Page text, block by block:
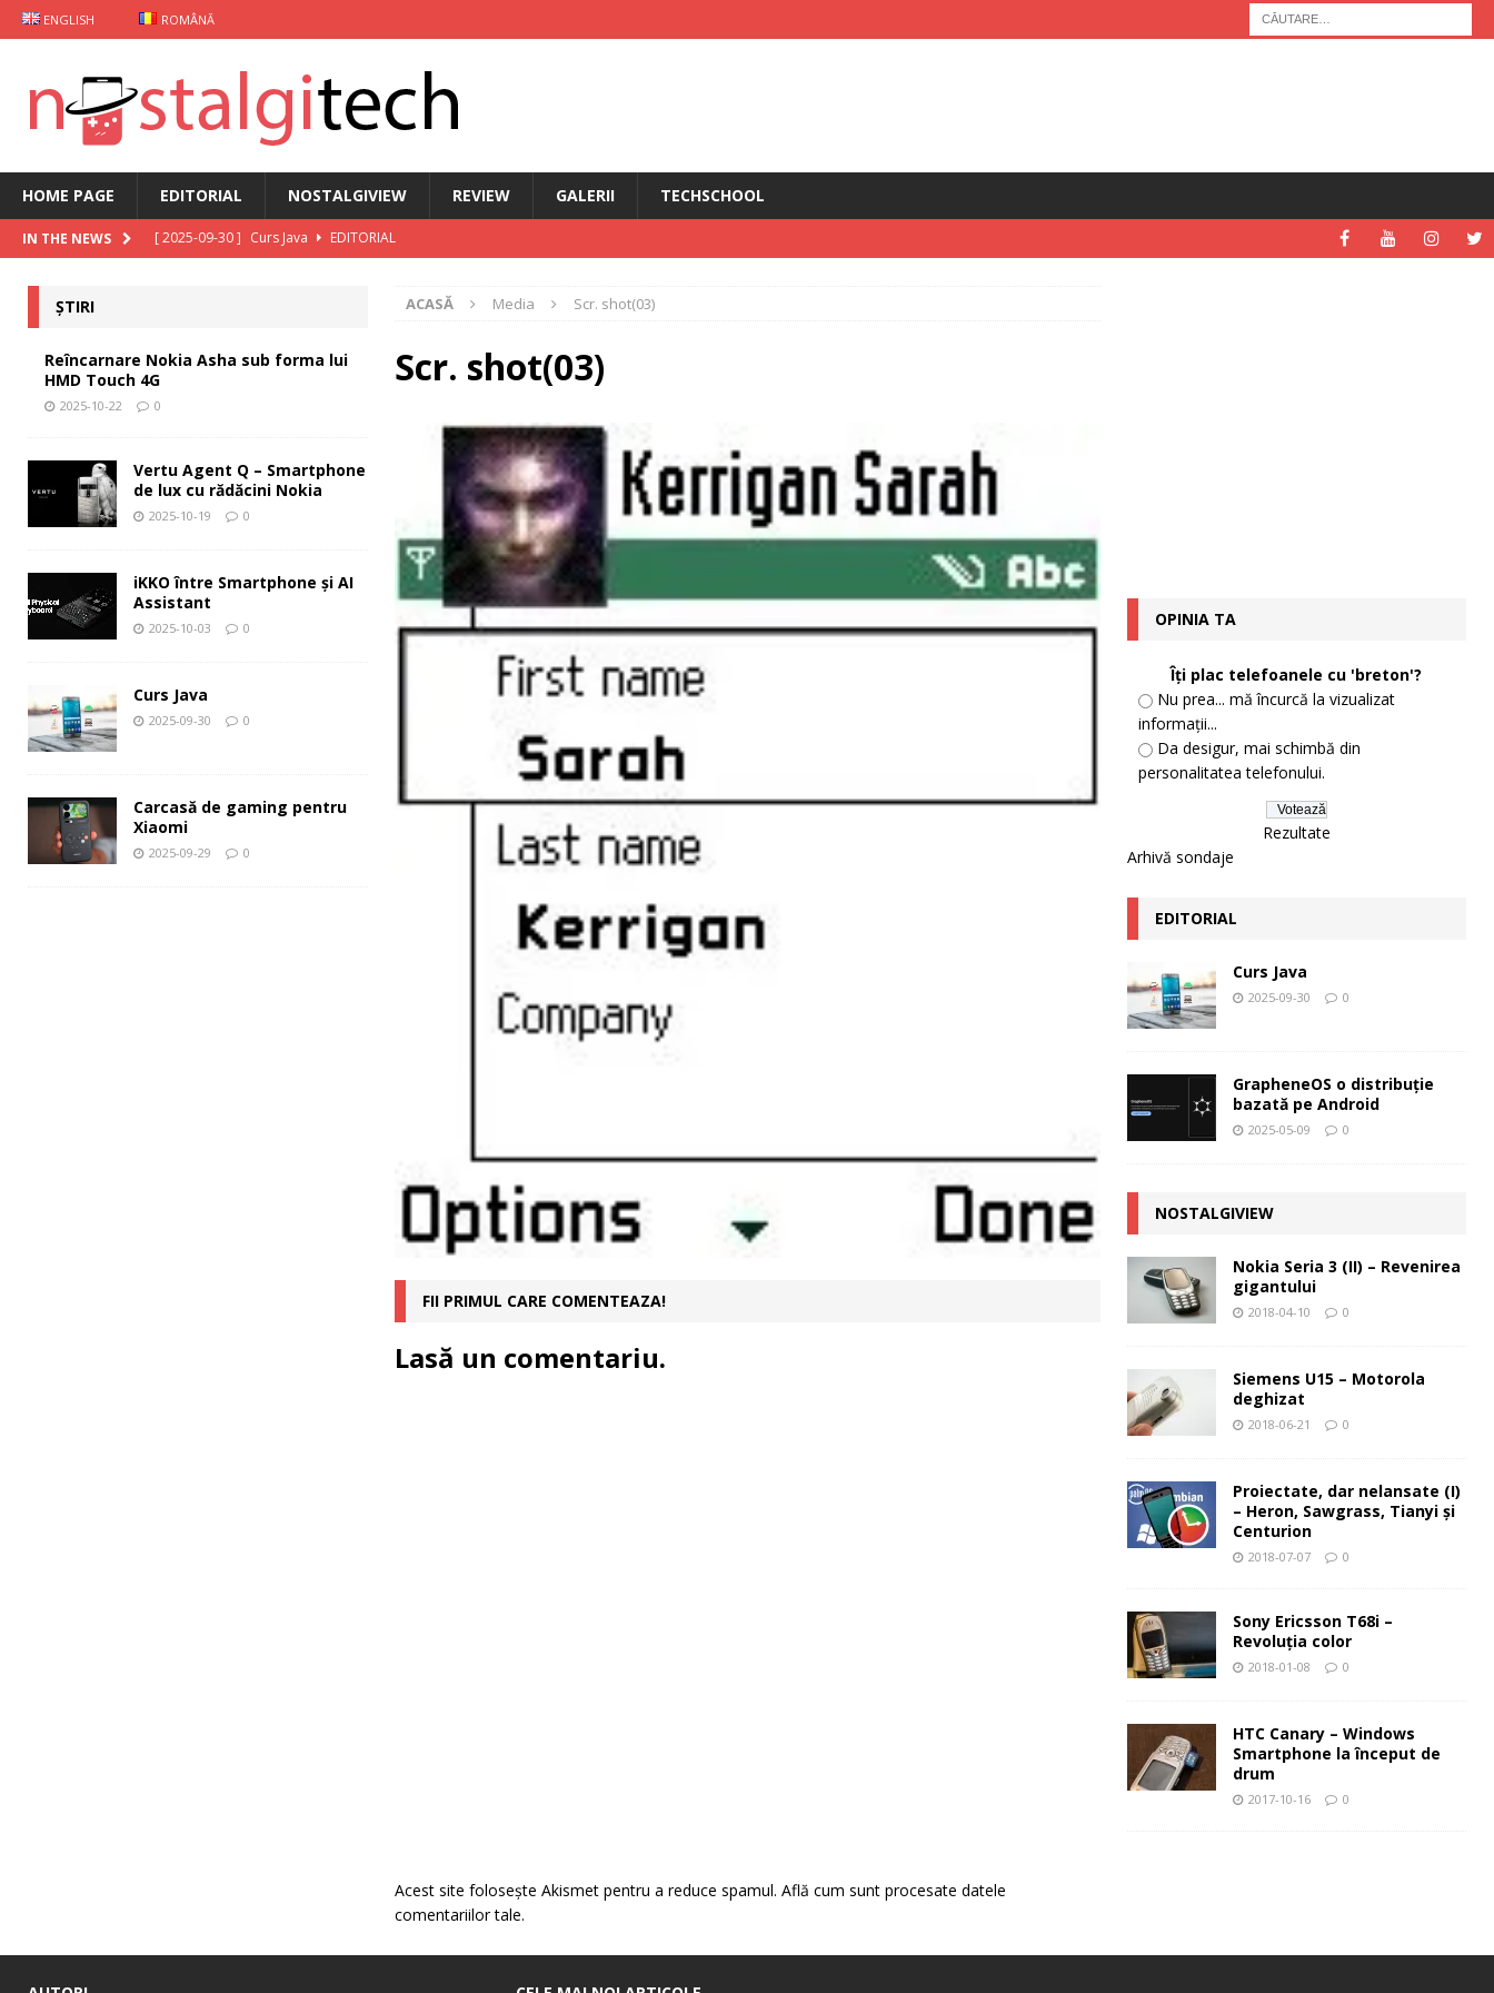
ENGLISH ROMÂNĂ
HOME PAGE EDITORIAL NOSTALGIVIEW REVIEW GALERII TECHSCHOOL
IN THE NEWS [ 2025-09-30 ] Curs Java
EDITORIAL
Reîncarnare Nokia Asha sub forma lui HMD Touch 4G
ȘTIRI
[ 2025-10-19 ]
Vertu Agent Q – Smartphone de lux cu rădăcini Nokia
[ 2025-10-03 ]
ÎN PRIM PLAN
ACASĂ Media Scr. shot(03)
Scr. shot(03)
FII PRIMUL CARE COMENTEAZA!
Lasă un comentariu.
Acest site folosește Akismet pentru a reduce spamul. Află cum sunt procesate datele
comentariilor tale.
ȘTIRI
Reîncarnare Nokia Asha sub forma lui
HMD Touch 4G
2025-10-22 0
Vertu Agent Q – Smartphone
de lux cu rădăcini Nokia
2025-10-19 0
iKKO între Smartphone și AI
Assistant
2025-10-03 0
Curs Java
2025-09-30 0
Carcasă de gaming pentru
Xiaomi
2025-09-29 0
OPINIA TA
Îți plac telefoanele cu 'breton'?
Nu prea... mă încurcă la vizualizat
informații...
Da desigur, mai schimbă din
personalitatea telefonului.
Rezultate
Arhivă sondaje
EDITORIAL
Curs Java
2025-09-30 0
GrapheneOS o distribuție
bazată pe Android
2025-05-09 0
NOSTALGIVIEW
Nokia Seria 3 (II) – Revenirea
gigantului
2018-04-10 0
Siemens U15 – Motorola
deghizat
2018-06-21 0
Proiectate, dar nelansate (I)
– Heron, Sawgrass, Tianyi şi
Centurion
2018-07-07 0
Sony Ericsson T68i –
Revoluţia color
2018-01-08 0
HTC Canary – Windows
Smartphone la început de
drum
2017-10-16 0